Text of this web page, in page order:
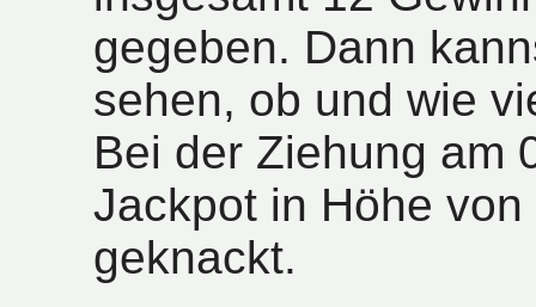
gegeben. Dann
sehen, ob und wie
Bei der Ziehung am
Jackpot in Höhe
geknackt.